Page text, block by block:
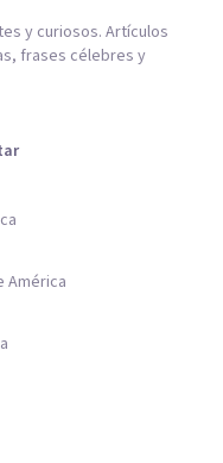
y curiosos. Artículos
frases célebres y
América